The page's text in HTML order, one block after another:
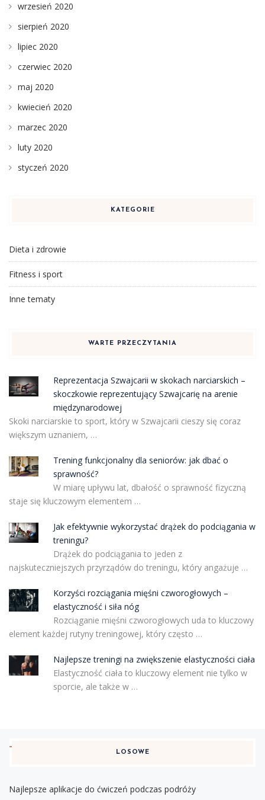
wrzesień 2020
sierpień 2020
lipiec 2020
czerwiec 2020
maj 2020
kwiecień 2020
marzec 2020
luty 2020
styczeń 2020
KATEGORIE
Dieta i zdrowie
Fitness i sport
Inne tematy
WARTE PRZECZYTANIA
Reprezentacja Szwajcarii w skokach narciarskich –
skoczkowie reprezentujący Szwajcarię na arenie
międzynarodowej
Skoki narciarskie to sport, który w Szwajcarii cieszy się coraz
większym uznaniem, …
Trening funkcjonalny dla seniorów: jak dbać o
sprawność?
W miarę upływu lat, dbałość o sprawność fizyczną
staje się kluczowym elementem …
Jak efektywnie wykorzystać drążek do podciągania w
treningu?
Drążek do podciągania to jeden z
najskuteczniejszych przyrządów do treningu, który angażuje …
Korzyści rozciągania mięśni czworogłowych –
elastyczność i siła nóg
Rozciąganie mięśni czworogłowych uda to kluczowy
element każdej rutyny treningowej, który często …
Najlepsze treningi na zwiększenie elastyczności ciała
Elastyczność ciała to kluczowy element nie tylko w
sporcie, ale także w …
LOSOWE
Najlepsze aplikacje do ćwiczeń podczas podróży